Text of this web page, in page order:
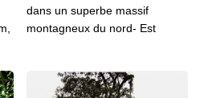
dans un superbe massif
montagneux du nord- Est
montagnardes...